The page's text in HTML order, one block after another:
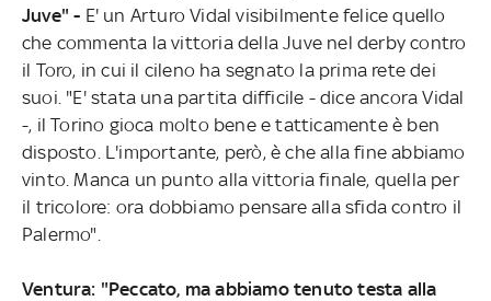
Juve" - E' un Arturo Vidal visibilmente felice quello
che commenta la vittoria della Juve nel derby contro
il Toro, in cui il cileno ha segnato la prima rete dei
suoi. "E' stata una partita difficile - dice ancora Vidal
-, il Torino gioca molto bene e tatticamente è ben
disposto. L'importante, però, è che alla fine abbiamo
vinto. Manca un punto alla vittoria finale, quella per
il tricolore: ora dobbiamo pensare alla sfida contro il
Palermo".
Ventura: "Peccato, ma abbiamo tenuto testa alla